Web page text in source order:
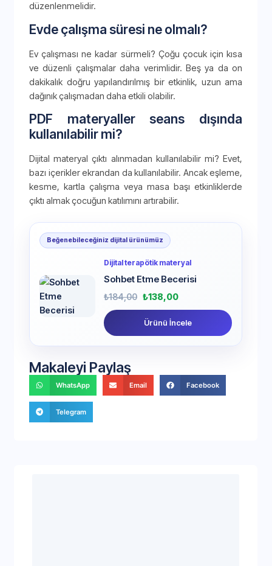
düzenlenmelidir.
Evde çalışma süresi ne olmalı?
Ev çalışması ne kadar sürmeli? Çoğu çocuk için kısa
ve düzenli çalışmalar daha verimlidir. Beş ya da on
dakikalık doğru yapılandırılmış bir etkinlik, uzun ama
dağınık çalışmadan daha etkili olabilir.
PDF materyaller seans dışında
kullanılabilir mi?
Dijital materyal çıktı alınmadan kullanılabilir mi? Evet,
bazı içerikler ekrandan da kullanılabilir. Ancak eşleme,
kesme, kartla çalışma veya masa başı etkinliklerde
çıktı almak çocuğun katılımını artırabilir.
Beğenebileceğiniz dijital ürünümüz
Dijital terapötik materyal
Sohbet Etme Becerisi
₺184,00 ₺138,00
Ürünü İncele
Makaleyi Paylaş
WhatsApp Email Facebook
Telegram